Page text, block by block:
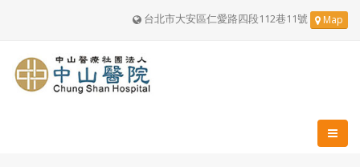
台北市大安區仁愛路四段112巷11號 Map